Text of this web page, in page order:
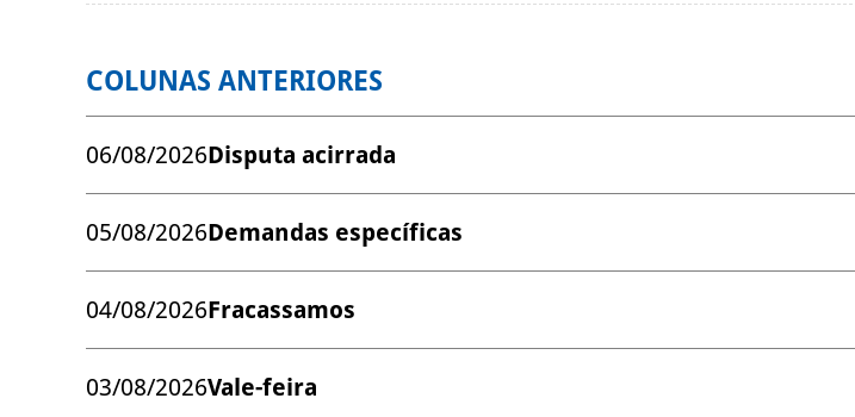
COLUNAS ANTERIORES
06/08/2026Disputa acirrada
05/08/2026Demandas específicas
04/08/2026Fracassamos
03/08/2026Vale-feira